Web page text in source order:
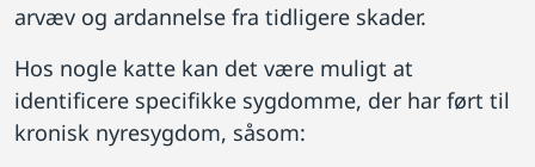
arvæv og ardannelse fra tidligere skader.
Hos nogle katte kan det være muligt at
identificere specifikke sygdomme, der har ført til
kronisk nyresygdom, såsom: